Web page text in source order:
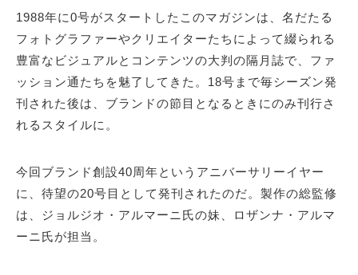
1988年に0号がスタートしたこのマガジンは、名だたる
フォトグラファーやクリエイターたちによって綴られる
豊富なビジュアルとコンテンツの大判の隔月誌で、ファ
ッション通たちを魅了してきた。18号まで毎シーズン発
刊された後は、ブランドの節目となるときにのみ刊行さ
れるスタイルに。
今回ブランド創設40周年というアニバーサリーイヤー
に、待望の20号目として発刊されたのだ。製作の総監修
は、ジョルジオ・アルマーニ氏の妹、ロザンナ・アルマ
ーニ氏が担当。